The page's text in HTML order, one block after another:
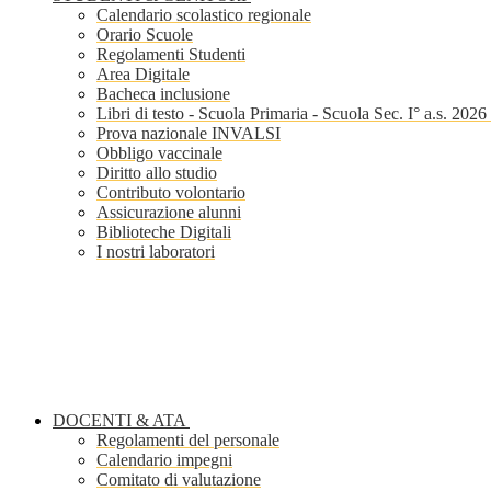
Calendario scolastico regionale
Orario Scuole
Regolamenti Studenti
Area Digitale
Bacheca inclusione
Libri di testo - Scuola Primaria - Scuola Sec. I° a.s. 2026
Prova nazionale INVALSI
Obbligo vaccinale
Diritto allo studio
Contributo volontario
Assicurazione alunni
Biblioteche Digitali
I nostri laboratori
DOCENTI & ATA
Regolamenti del personale
Calendario impegni
Comitato di valutazione